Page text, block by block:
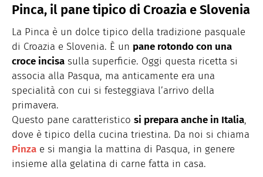
Pinca, il pane tipico di Croazia e Slovenia
La Pinca è un dolce tipico della tradizione pasquale
di Croazia e Slovenia. È un pane rotondo con una
croce incisa sulla superficie. Oggi questa ricetta si
associa alla Pasqua, ma anticamente era una
specialità con cui si festeggiava l’arrivo della
primavera.
Questo pane caratteristico si prepara anche in Italia,
dove è tipico della cucina triestina. Da noi si chiama
Pinza e si mangia la mattina di Pasqua, in genere
insieme alla gelatina di carne fatta in casa.